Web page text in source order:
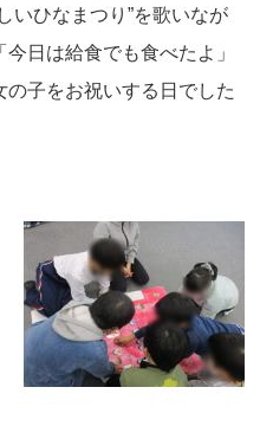
いひなまつり”を歌いなが
日は給食でも食べたよ」
子をお祝いする日でした